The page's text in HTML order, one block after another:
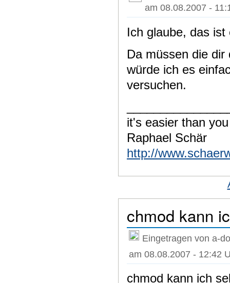
am 08.08.2007 -
Ich glaube, das
Da müssen die
würde ich es
versuchen.
it's easier than
Raphael Schär
http://
chmod kann
Eingetragen von a-
am 08.08.2007 - 12:42
chmod kann ich